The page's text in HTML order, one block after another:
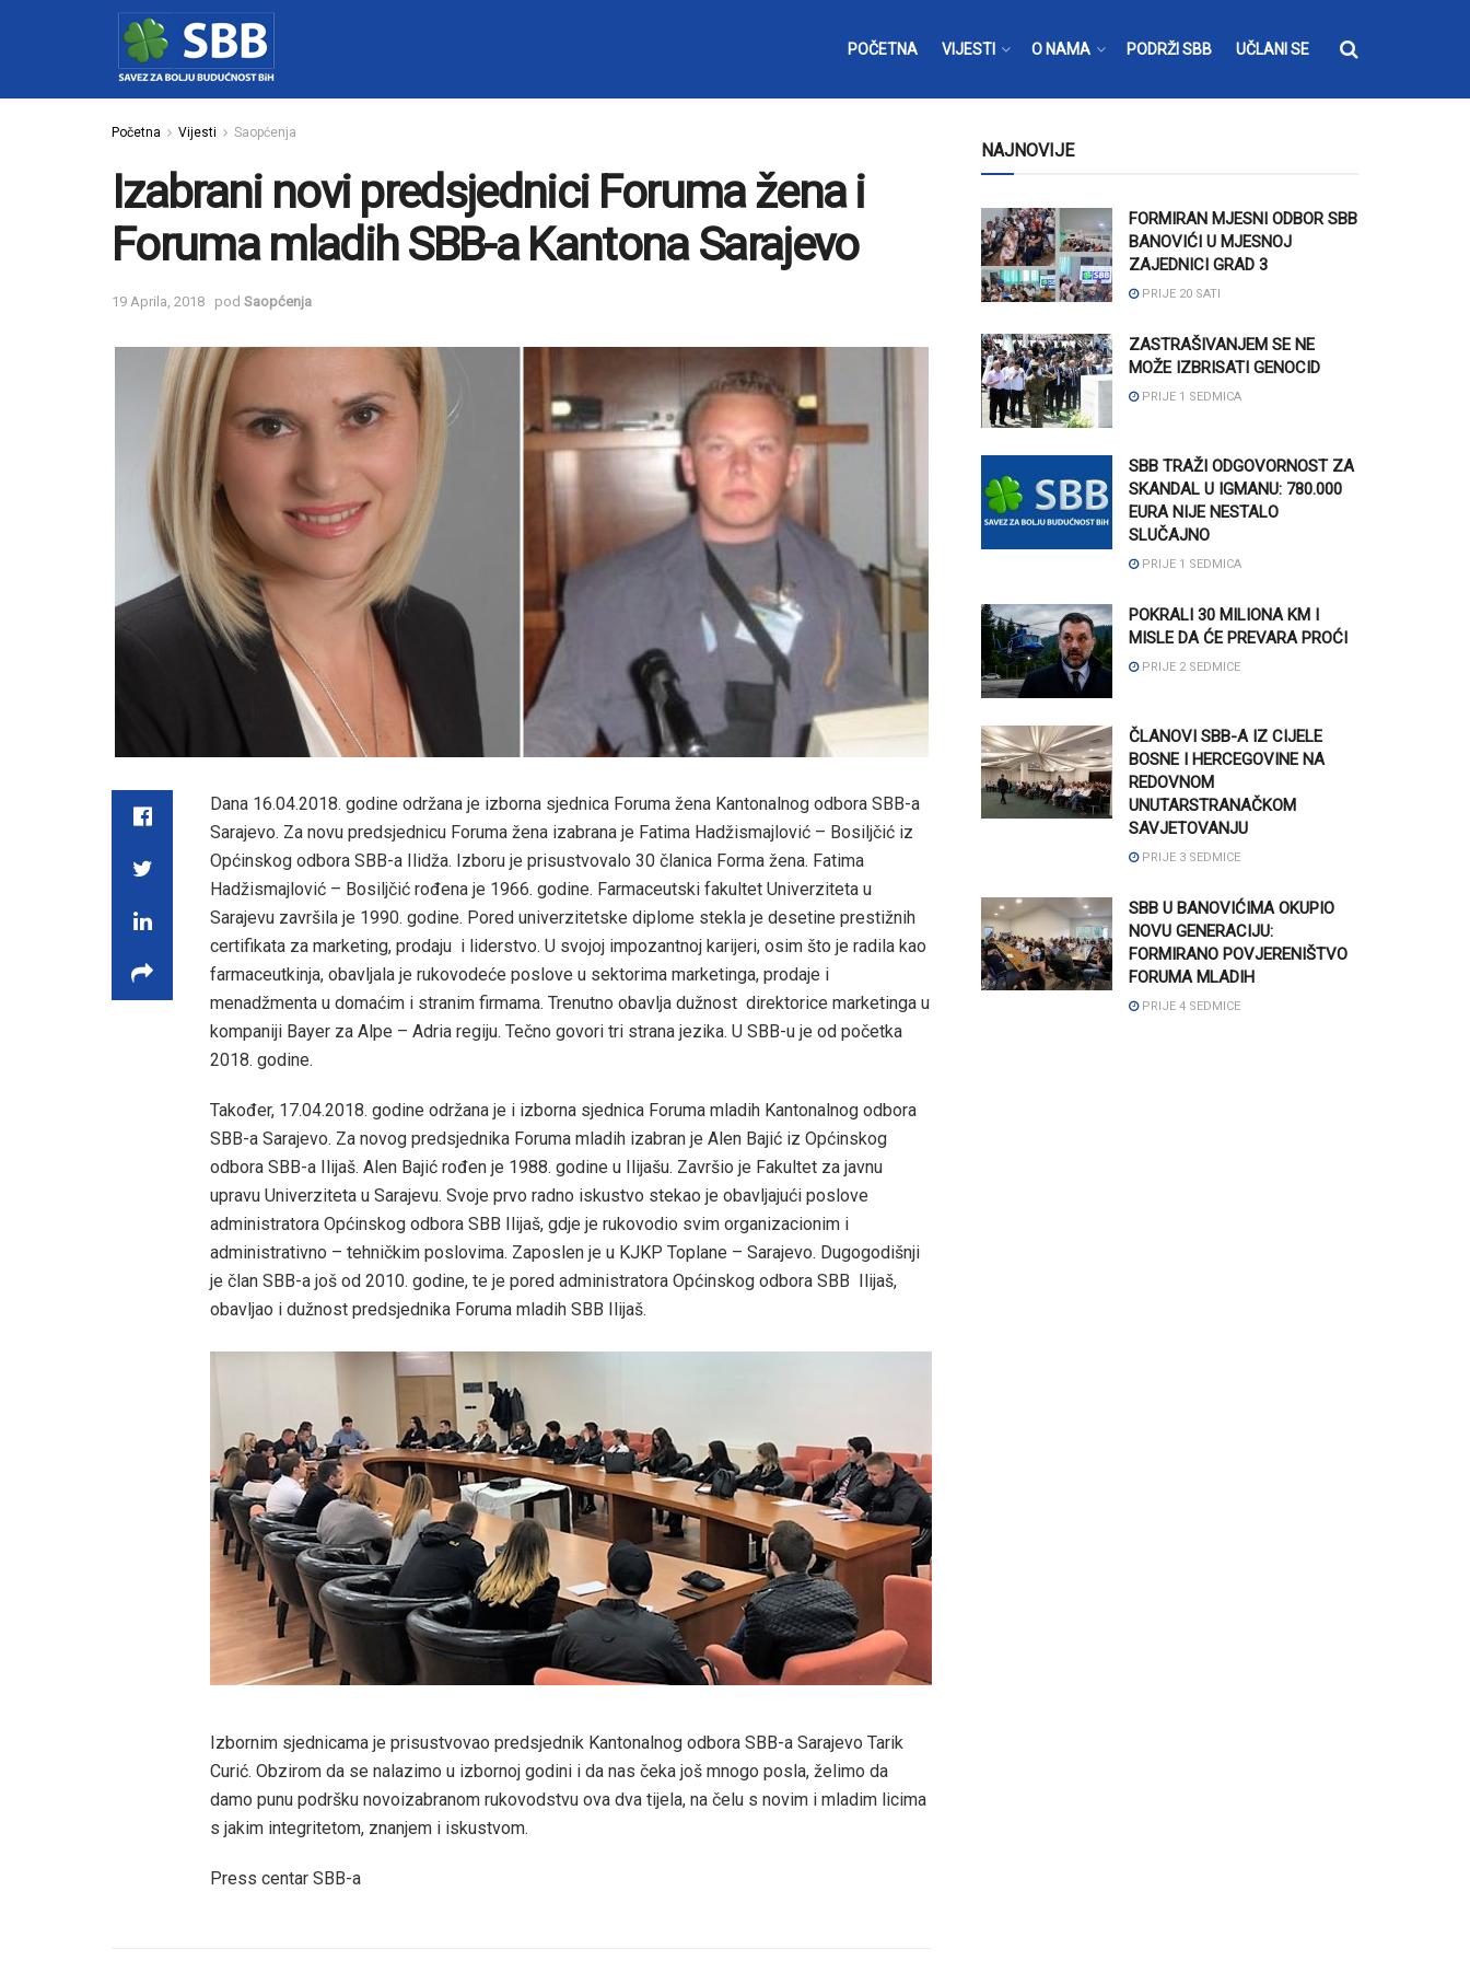
POČETNA VIJESTI O NAMA PODRŽI SBB UČLANI SE
Početna Vijesti Saopćenja
Izabrani novi predsjednici Foruma žena i
Foruma mladih SBB-a Kantona Sarajevo
19 Aprila, 2018 pod Saopćenja
Dana 16.04.2018. godine održana je izborna sjednica Foruma žena Kantonalnog odbora SBB-a
Sarajevo. Za novu predsjednicu Foruma žena izabrana je Fatima Hadžismajlović – Bosiljčić iz
Općinskog odbora SBB-a Ilidža. Izboru je prisustvovalo 30 članica Forma žena. Fatima
Hadžismajlović – Bosiljčić rođena je 1966. godine. Farmaceutski fakultet Univerziteta u
Sarajevu završila je 1990. godine. Pored univerzitetske diplome stekla je desetine prestižnih
certifikata za marketing, prodaju i liderstvo. U svojoj impozantnoj karijeri, osim što je radila kao
farmaceutkinja, obavljala je rukovodeće poslove u sektorima marketinga, prodaje i
menadžmenta u domaćim i stranim firmama. Trenutno obavlja dužnost direktorice marketinga u
kompaniji Bayer za Alpe – Adria regiju. Tečno govori tri strana jezika. U SBB-u je od početka
2018. godine.
Također, 17.04.2018. godine održana je i izborna sjednica Foruma mladih Kantonalnog odbora
SBB-a Sarajevo. Za novog predsjednika Foruma mladih izabran je Alen Bajić iz Općinskog
odbora SBB-a Ilijaš. Alen Bajić rođen je 1988. godine u Ilijašu. Završio je Fakultet za javnu
upravu Univerziteta u Sarajevu. Svoje prvo radno iskustvo stekao je obavljajući poslove
administratora Općinskog odbora SBB Ilijaš, gdje je rukovodio svim organizacionim i
administrativno – tehničkim poslovima. Zaposlen je u KJKP Toplane – Sarajevo. Dugogodišnji
je član SBB-a još od 2010. godine, te je pored administratora Općinskog odbora SBB Ilijaš,
obavljao i dužnost predsjednika Foruma mladih SBB Ilijaš.
Izbornim sjednicama je prisustvovao predsjednik Kantonalnog odbora SBB-a Sarajevo Tarik
Curić. Obzirom da se nalazimo u izbornoj godini i da nas čeka još mnogo posla, želimo da
damo punu podršku novoizabranom rukovodstvu ova dva tijela, na čelu s novim i mladim licima
s jakim integritetom, znanjem i iskustvom.
Press centar SBB-a
NAJNOVIJE
FORMIRAN MJESNI ODBOR SBB
BANOVIĆI U MJESNOJ
ZAJEDNICI GRAD 3
PRIJE 20 SATI
ZASTRAŠIVANJEM SE NE
MOŽE IZBRISATI GENOCID
PRIJE 1 SEDMICA
SBB TRAŽI ODGOVORNOST ZA
SKANDAL U IGMANU: 780.000
EURA NIJE NESTALO
SLUČAJNO
PRIJE 1 SEDMICA
POKRALI 30 MILIONA KM I
MISLE DA ĆE PREVARA PROĆI
PRIJE 2 SEDMICE
ČLANOVI SBB-A IZ CIJELE
BOSNE I HERCEGOVINE NA
REDOVNOM
UNUTARSTRANAČKOM
SAVJETOVANJU
PRIJE 3 SEDMICE
SBB U BANOVIĆIMA OKUPIO
NOVU GENERACIJU:
FORMIRANO POVJERENIŠTVO
FORUMA MLADIH
PRIJE 4 SEDMICE